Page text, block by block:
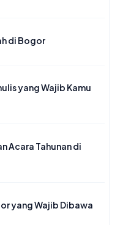
di Bogor
yang Wajib Kamu
Acara Tahunan di
yang Wajib Dibawa